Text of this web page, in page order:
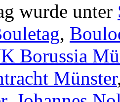
wurde unter
,
Borussia
Münster